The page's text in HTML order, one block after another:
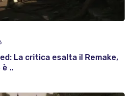
La critica esalta il Remake,
..